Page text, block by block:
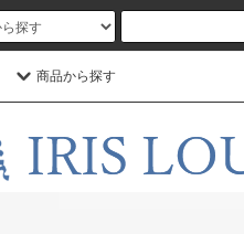
商品から探す